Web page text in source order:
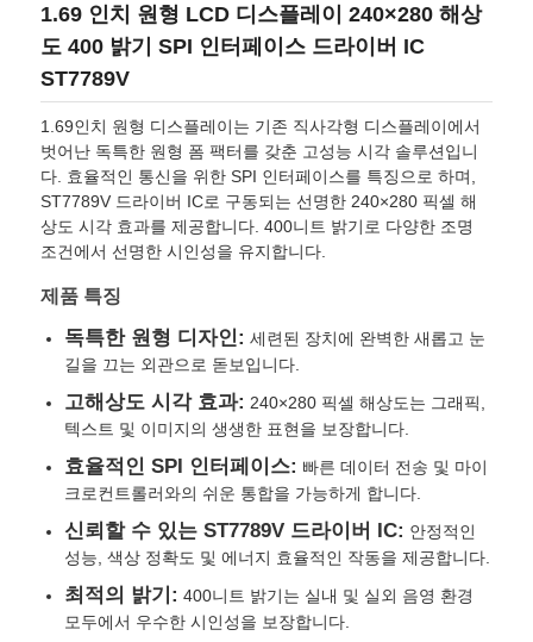
제품
비디오
1.69 인치 원형 LCD 디스플레이 240×280 해상
도 400 밝기 SPI 인터페이스 드라이버 IC
ST7789V
1.69인치 원형 디스플레이는 기존 직사각형 디스플레이에서
벗어난 독특한 원형 폼 팩터를 갖춘 고성능 시각 솔루션입니
다. 효율적인 통신을 위한 SPI 인터페이스를 특징으로 하며,
ST7789V 드라이버 IC로 구동되는 선명한 240×280 픽셀 해
상도 시각 효과를 제공합니다. 400니트 밝기로 다양한 조명
조건에서 선명한 시인성을 유지합니다.
제품 특징
독특한 원형 디자인: 세련된 장치에 완벽한 새롭고 눈
길을 끄는 외관으로 돋보입니다.
고해상도 시각 효과: 240×280 픽셀 해상도는 그래픽,
텍스트 및 이미지의 생생한 표현을 보장합니다.
효율적인 SPI 인터페이스: 빠른 데이터 전송 및 마이
크로컨트롤러와의 쉬운 통합을 가능하게 합니다.
신뢰할 수 있는 ST7789V 드라이버 IC: 안정적인
성능, 색상 정확도 및 에너지 효율적인 작동을 제공합니다.
최적의 밝기: 400니트 밝기는 실내 및 실외 음영 환경
모두에서 우수한 시인성을 보장합니다.